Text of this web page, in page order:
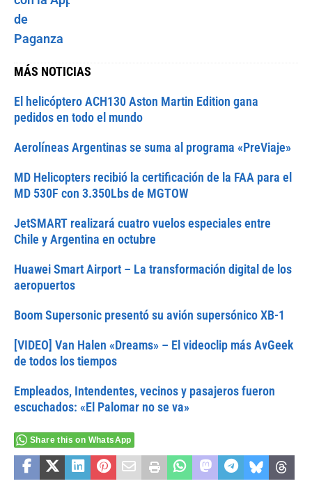
MÁS NOTICIAS
El helicóptero ACH130 Aston Martin Edition gana
pedidos en todo el mundo
Aerolíneas Argentinas se suma al programa «PreViaje»
MD Helicopters recibió la certificación de la FAA para el
MD 530F con 3.350Lbs de MGTOW
JetSMART realizará cuatro vuelos especiales entre
Chile y Argentina en octubre
Huawei Smart Airport – La transformación digital de los
aeropuertos
Boom Supersonic presentó su avión supersónico XB-1
[VIDEO] Van Halen «Dreams» – El videoclip más AvGeek
de todos los tiempos
Empleados, Intendentes, vecinos y pasajeros fueron
escuchados: «El Palomar no se va»
Share this on WhatsApp